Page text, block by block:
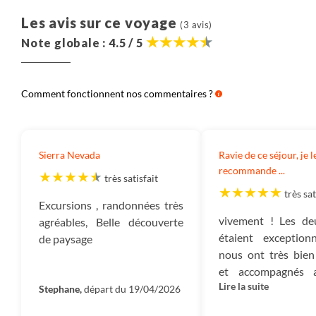
du billet d’avion.
Salariés :Ce montant correspond à l’ensemble des
sommes versées à nos collaborateurs et qui ont en
votre voyage ainsi que leur gestion administrative.
loyers, électricité, assurances, frais bancaires, etc.
Ce montant est destiné à payer tous les
impôts qui sont dus : TVA, Impôt sur les sociétés, et
autres impôts.
Ce sont les montants dédiés à nos projets
de reforestation nous permettant d’absorber 100%
des émissions carbone du voyage ainsi que le soutien
Les avis sur ce voyage (3 avis)
Note globale : 4.5 / 5
Comment fonctionnent nos commentaires ?
Sierra Nevada
très satisfait
Excursions , randonnées très
agréables, Belle découverte
de paysage
Stephane,départ du 19/04/2026
Ravie de ce séjour, je
recommande ...
très
vivement ! Les
étaient
nous ont très bien
et accompagnés
grande
Lire la suite